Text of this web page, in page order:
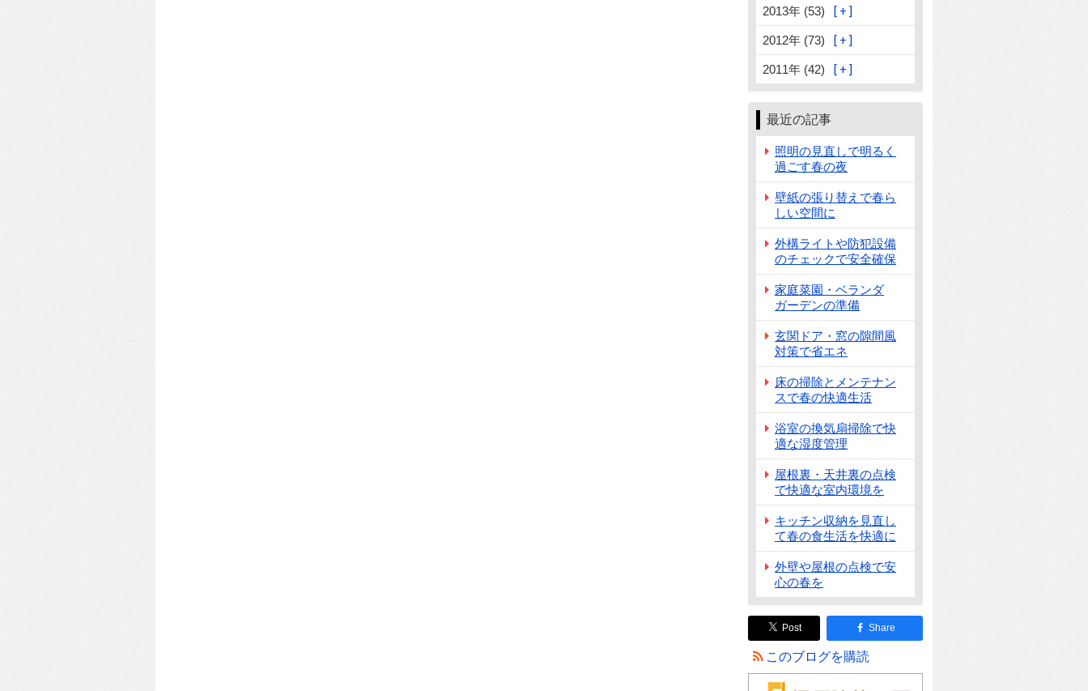
2013年 (53)
2012年 (73)
2011年 (42)
最近の記事
照明の見直しで明るく
過ごす春の夜
壁紙の張り替えで春ら
しい空間に
外構ライトや防犯設備
のチェックで安全確保
家庭菜園・ベランダ
ガーデンの準備
玄関ドア・窓の隙間風
対策で省エネ
床の掃除とメンテナン
スで春の快適生活
浴室の換気扇掃除で快
適な湿度管理
屋根裏・天井裏の点検
で快適な室内環境を
キッチン収納を見直し
て春の食生活を快適に
外壁や屋根の点検で安
心の春を
Post Share
このブログを購読